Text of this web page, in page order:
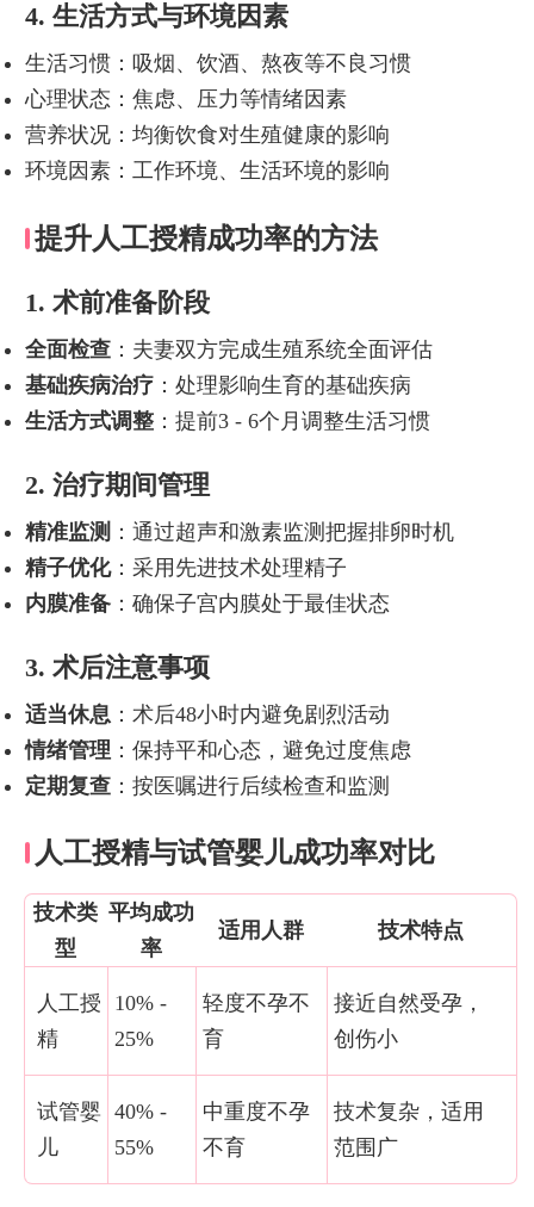
4. 生活方式与环境因素
生活习惯：吸烟、饮酒、熬夜等不良习惯
心理状态：焦虑、压力等情绪因素
营养状况：均衡饮食对生殖健康的影响
环境因素：工作环境、生活环境的影响
提升人工授精成功率的方法
1. 术前准备阶段
全面检查：夫妻双方完成生殖系统全面评估
基础疾病治疗：处理影响生育的基础疾病
生活方式调整：提前3 - 6个月调整生活习惯
2. 治疗期间管理
精准监测 ：通过超声和激素监测把握排卵时机
精子优化：采用先进技术处理精子
内膜准备：确保子宫内膜处于最佳状态
3. 术后注意事项
适当休息 ：术后48小时内避免剧烈活动
情绪管理 ：保持平和心态，避免过度焦虑
定期复查：按医嘱进行后续检查和监测
人工授精与试管婴儿成功率对比
技术类
型
平均成功
率
适用人群 技术特点
人工授
精
10% -
25%
轻度不孕不
育
接近自然受孕，
创伤小
试管婴
儿
40% -
55%
中重度不孕
不育
技术复杂，适用
范围广